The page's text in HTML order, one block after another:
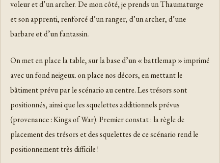
voleur et d’un archer. De mon côté, je prends un Thaumaturge
et son apprenti, renforcé d’un ranger, d’un archer, d’une
barbare et d’un fantassin.
On met en place la table, sur la base d’un « battlemap » imprimé
avec un fond neigeux. on place nos décors, en mettant le
bâtiment prévu par le scénario au centre. Les trésors sont
positionnés, ainsi que les squelettes additionnels prévus
(provenance : Kings of War). Premier constat : la règle de
placement des trésors et des squelettes de ce scénario rend le
positionnement très difficile !